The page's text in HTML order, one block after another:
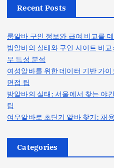
Recent Posts
룸알바 구인 정보와 급여 비교를
밤알바의 실태와 구인 사이트 비
무 특성 분석
여성알바를 위한 데이터 기반 가
면접 팁
밤알바의 실태: 서울에서 찾는 야
팁
여우알바로 초단기 알바 찾기: 채
Categories